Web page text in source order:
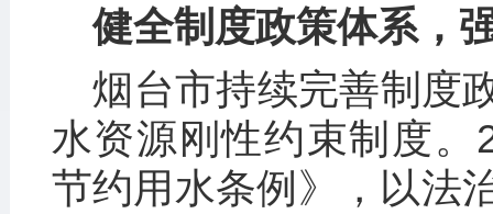
健全制度政策体系，
烟台市持续完善制度
水资源刚性约束制度
节约用水条例》，以法